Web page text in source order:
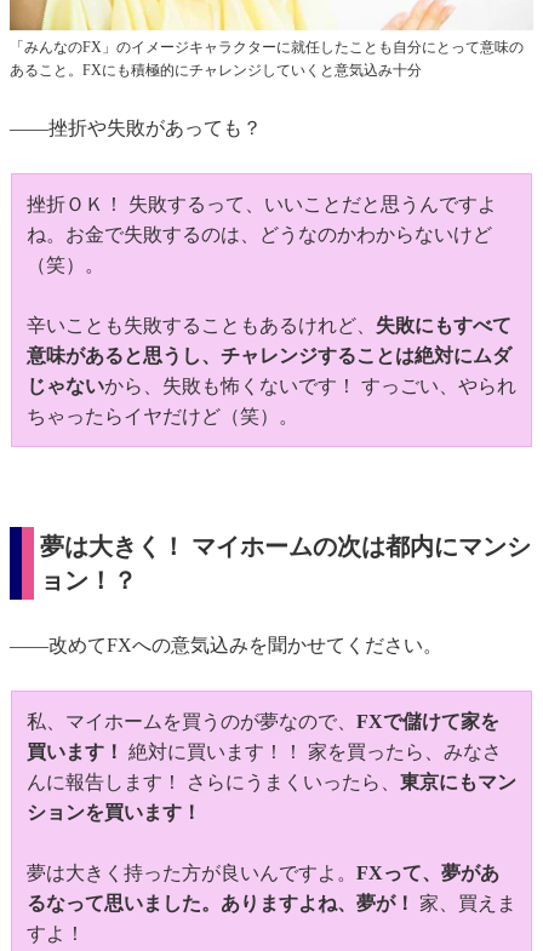
「みんなのFX」のイメージキャラクターに就任したことも自分にとって意味の
あること。FXにも積極的にチャレンジしていくと意気込み十分
――挫折や失敗があっても？
挫折ＯＫ！ 失敗するって、いいことだと思うんですよ
ね。お金で失敗するのは、どうなのかわからないけど
（笑）。
辛いことも失敗することもあるけれど、 失敗にもすべて
意味があると思うし、チャレンジすることは絶対にムダ
じゃないから、失敗も怖くないです！ すっごい、やられ
ちゃったらイヤだけど（笑）。
夢は大きく！ マイホームの次は都内にマンシ
ョン！？
――改めてFXへの意気込みを聞かせてください。
私、マイホームを買うのが夢なので、 FXで儲けて家を
買います！ 絶対に買います！！ 家を買ったら、みなさ
んに報告します！ さらにうまくいったら、 東京にもマン
ションを買います！
夢は大きく持った方が良いんですよ。 FXって、夢があ
るなって思いました。ありますよね、夢が！ 家、買えま
すよ！